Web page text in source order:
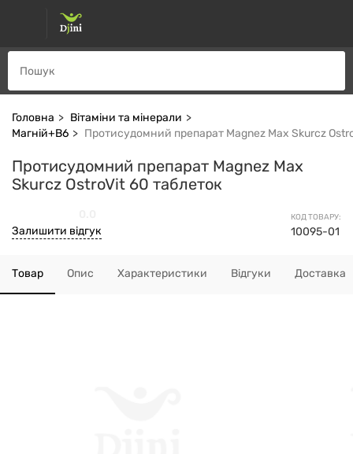
Головна
Вітаміни та мінерали
Магній+B6
Протисудомний препарат Magnez Max Skurcz
Протисудомний препарат Magnez Max
Skurcz OstroVit 60 таблеток
КОД ТОВАРУ:
10095-01
Залишити відгук
Товар Опис Характеристики Відгуки Доставка